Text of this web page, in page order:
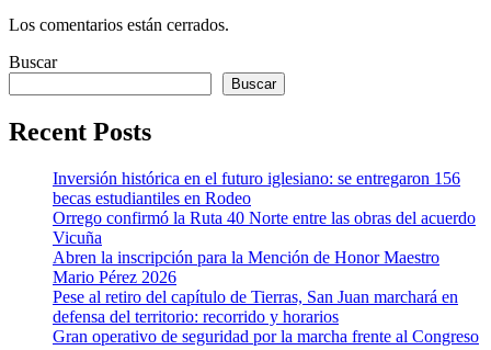
Los comentarios están cerrados.
Buscar
Buscar
Recent Posts
Inversión histórica en el futuro iglesiano: se entregaron 156
becas estudiantiles en Rodeo
Orrego confirmó la Ruta 40 Norte entre las obras del acuerdo
Vicuña
Abren la inscripción para la Mención de Honor Maestro
Mario Pérez 2026
Pese al retiro del capítulo de Tierras, San Juan marchará en
defensa del territorio: recorrido y horarios
Gran operativo de seguridad por la marcha frente al Congreso